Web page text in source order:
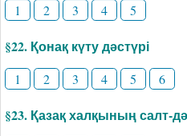
1 2 3 4 5
§22. Қонақ күту дәстүрі
1 2 3 4 5 6
§23. Қазақ халқының салт-